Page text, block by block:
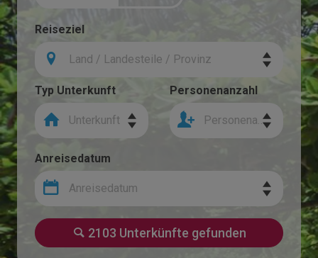
Reiseziel
Land / Landesteile / Provinz
Typ Unterkunft
Unterkunft
Personenanzahl
Personenanzahl
Anreisedatum
Anreisedatum
2103 Unterkünfte gefunden